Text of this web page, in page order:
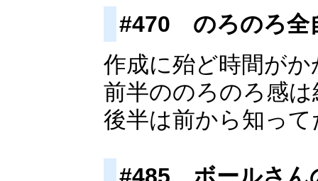
#470 のろのろ全
作成に殆ど時間が
前半ののろのろ感
後半は前から知っ
#485 ボールさん